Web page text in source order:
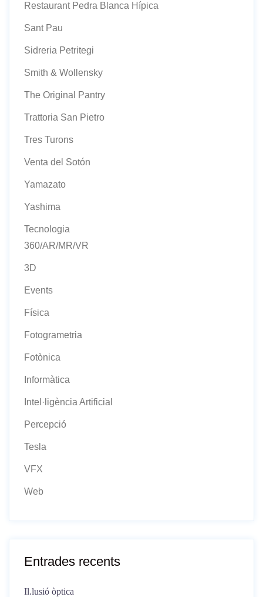
Restaurant Pedra Blanca Hípica
Sant Pau
Sidreria Petritegi
Smith & Wollensky
The Original Pantry
Trattoria San Pietro
Tres Turons
Venta del Sotón
Yamazato
Yashima
Tecnologia
360/AR/MR/VR
3D
Events
Física
Fotogrametria
Fotònica
Informàtica
Intel·ligència Artificial
Percepció
Tesla
VFX
Web
Entrades recents
Il.lusió òptica